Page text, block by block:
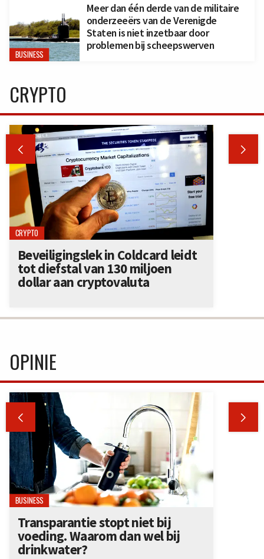
BUSINESS
Meer dan één derde van de militaire
onderzeeërs van de Verenigde
Staten is niet inzetbaar door
problemen bij scheepswerven
CRYPTO
 
CRYPTO
Beveiligingslek in Coldcard leidt
tot diefstal van 130 miljoen
dollar aan cryptovaluta
OPINIE
 
BUSINESS
Transparantie stopt niet bij
voeding. Waarom dan wel bij
drinkwater?